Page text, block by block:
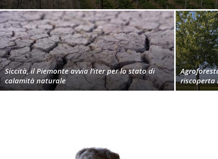
Siccità, il Piemonte avvia l’iter per lo stato di
calamità naturale
riscoperta